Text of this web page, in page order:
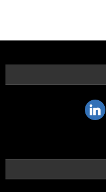
linkedin